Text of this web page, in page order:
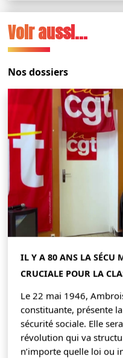
Voir aussi...
Nos dossiers
IL Y A 80 ANS LA SÉCU
CRUCIALE POUR LA
Le 22 mai 1946,
constituante, présente
sécurité sociale. Elle
révolution qui va
n’importe quelle loi ou